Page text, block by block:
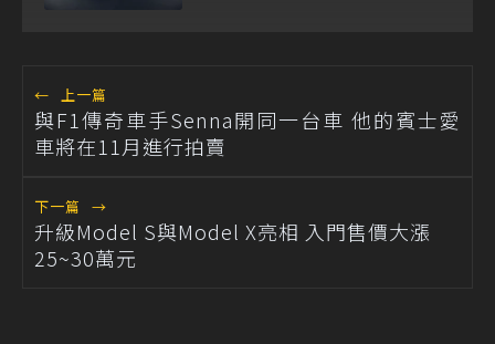
← 上一篇
與F1傳奇車手Senna開同一台車 他的賓士愛
車將在11月進行拍賣
下一篇 →
升級Model S與Model X亮相 入門售價大漲
25~30萬元